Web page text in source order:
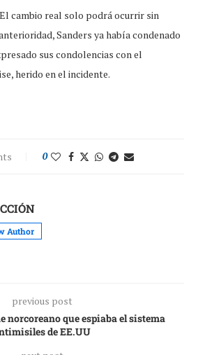
cambio real solo podrá ocurrir sin
Sanders ya había condenado
sus condolencias con el
herido en el incidente.
0
Author
previous post
norcoreano que espiaba el sistema
de EE.UU